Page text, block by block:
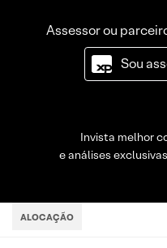
Assessor ou
Sou
Invista melhor
e análises
ALOCAÇÃO